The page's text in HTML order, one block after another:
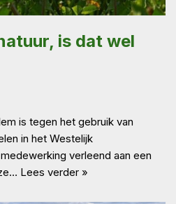
is dat wel
is tegen het gebruik van
in het Westelijk
verleend aan een
Lees verder »